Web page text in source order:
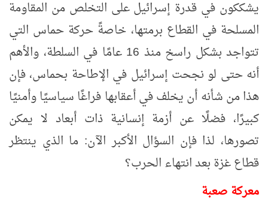
يشككون في قدرة إسرائيل على التخلص من المقاومة
المسلحة في القطاع برمتها، خاصةً حركة حماس التي
تتواجد بشكل راسخ منذ 16 عامًا في السلطة، والأهم
أنه حتى لو نجحت إسرائيل في الإطاحة بحماس، فإن
هذا من شأنه أن يخلف في أعقابها فراغًا سياسيًا وأمنيًا
كبيرًا، فضلًا عن أزمة إنسانية ذات أبعاد لا يمكن
تصورها، لذا فإن السؤال الأكبر الآن: ما الذي ينتظر
قطاع غزة بعد انتهاء الحرب؟
معركة صعبة